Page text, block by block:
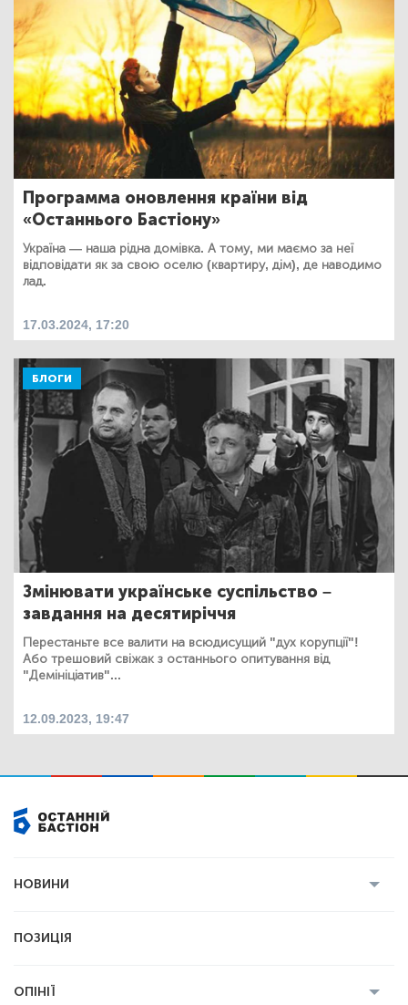
Программа оновлення країни від
«Останнього Бастіону»
Україна — наша рідна домівка. А тому, ми маємо за неї
відповідати як за свою оселю (квартиру, дім), де наводимо
лад.
17.03.2024, 17:20
БЛОГИ
Змінювати українське суспільство –
завдання на десятиріччя
Перестаньте все валити на всюдисущий "дух корупції"!
Або трешовий свіжак з останнього опитування від
"Демініціатив"...
12.09.2023, 19:47
НОВИНИ
Економіка
ПОЗИЦІЯ
ОПІНІЇ